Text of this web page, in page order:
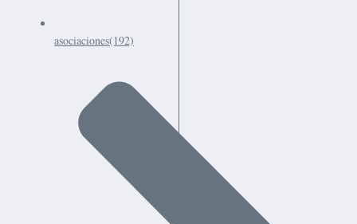
asociaciones(192)